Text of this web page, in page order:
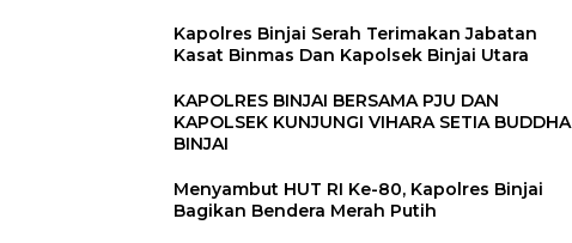
Kapolres Binjai Serah Terimakan Jabatan
Kasat Binmas Dan Kapolsek Binjai Utara
KAPOLRES BINJAI BERSAMA PJU DAN
KAPOLSEK KUNJUNGI VIHARA SETIA BUDDHA
BINJAI
Menyambut HUT RI Ke-80, Kapolres Binjai
Bagikan Bendera Merah Putih